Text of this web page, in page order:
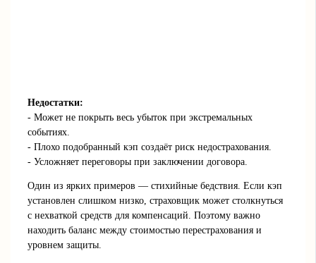
Недостатки:
- Может не покрыть весь убыток при экстремальных
событиях.
- Плохо подобранный кэп создаёт риск недострахования.
- Усложняет переговоры при заключении договора.
Один из ярких примеров — стихийные бедствия. Если кэп
установлен слишком низко, страховщик может столкнуться
с нехваткой средств для компенсаций. Поэтому важно
находить баланс между стоимостью перестрахования и
уровнем защиты.